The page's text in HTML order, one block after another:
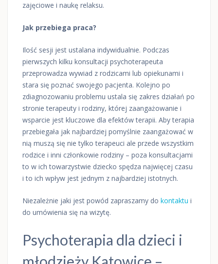
zajęciowe i naukę relaksu.
Jak przebiega praca?
Ilość sesji jest ustalana indywidualnie. Podczas
pierwszych kilku konsultacji psychoterapeuta
przeprowadza wywiad z rodzicami lub opiekunami i
stara się poznać swojego pacjenta. Kolejno po
zdiagnozowaniu problemu ustala się zakres działań po
stronie terapeuty i rodziny, której zaangażowanie i
wsparcie jest kluczowe dla efektów terapii. Aby terapia
przebiegała jak najbardziej pomyślnie zaangażować w
nią muszą się nie tylko terapeuci ale przede wszystkim
rodzice i inni członkowie rodziny – poza konsultacjami
to w ich towarzystwie dziecko spędza najwięcej czasu
i to ich wpływ jest jednym z najbardziej istotnych.
Niezależnie jaki jest powód zapraszamy do kontaktu i
do umówienia się na wizytę.
Psychoterapia dla dzieci i